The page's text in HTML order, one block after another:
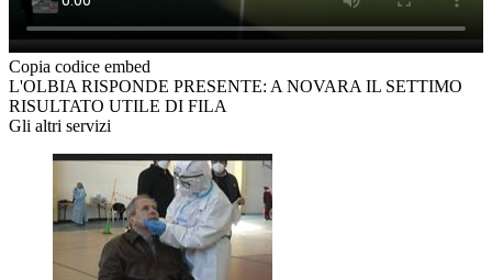
Copia codice embed
L'OLBIA RISPONDE PRESENTE: A NOVARA IL SETTIMO
RISULTATO UTILE DI FILA
Gli altri servizi